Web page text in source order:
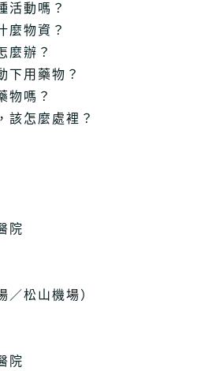
活動嗎？
麼物資？
麼辦？
下用藥物？
物嗎？
該怎麼處裡？
院
／松山機場）
院